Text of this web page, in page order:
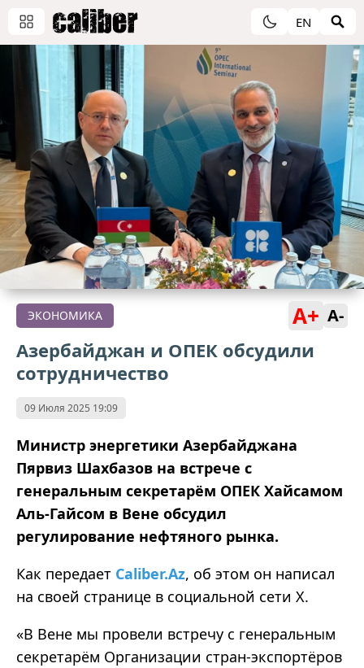
EN
ЭКОНОМИКА A+ A-
Азербайджан и ОПЕК обсудили
сотрудничество
09 Июля 2025 19:09
Министр энергетики Азербайджана
Пярвиз Шахбазов на встрече с
генеральным секретарём ОПЕК Хайсамом
Аль-Гайсом в Вене обсудил
регулирование нефтяного рынка.
Как передает Caliber.Az, об этом он написал
на своей странице в социальной сети X.
«В Вене мы провели встречу с генеральным
секретарём Организации стран-экспортёров